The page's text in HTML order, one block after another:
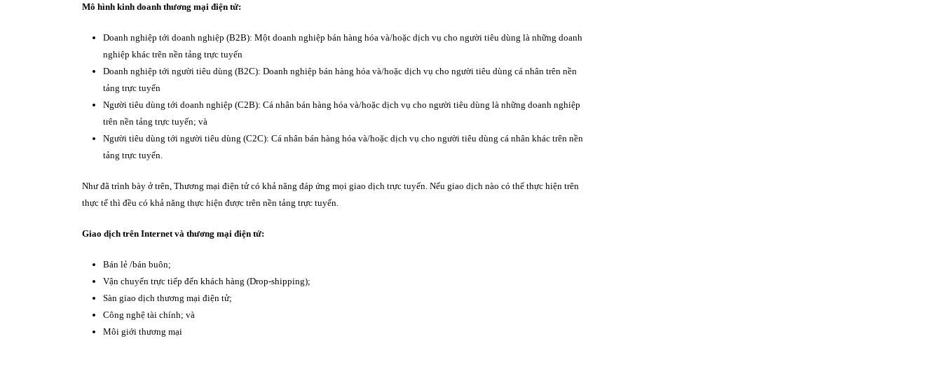
Mô hình kinh doanh thương mại điện tử:
Doanh nghiệp tới doanh nghiệp (B2B): Một doanh nghiệp bán hàng hóa và/hoặc dịch vụ cho người tiêu dùng là những doanh
nghiệp khác trên nền tảng trực tuyến
Doanh nghiệp tới người tiêu dùng (B2C): Doanh nghiệp bán hàng hóa và/hoặc dịch vụ cho người tiêu dùng cá nhân trên nền
tảng trực tuyến
Người tiêu dùng tới doanh nghiệp (C2B): Cá nhân bán hàng hóa và/hoặc dịch vụ cho người tiêu dùng là những doanh nghiệp
trên nền tảng trực tuyến; và
Người tiêu dùng tới người tiêu dùng (C2C): Cá nhân bán hàng hóa và/hoặc dịch vụ cho người tiêu dùng cá nhân khác trên nền
tảng trực tuyến.
Như đã trình bày ở trên, Thương mại điện tử có khả năng đáp ứng mọi giao dịch trực tuyến. Nếu giao dịch nào có thể thực hiện trên
thực tế thì đều có khả năng thực hiện được trên nền tảng trực tuyến.
Giao dịch trên Internet và thương mại điện tử:
Bán lẻ /bán buôn;
Vận chuyển trực tiếp đến khách hàng (Drop-shipping);
Sàn giao dịch thương mại điện tử;
Công nghệ tài chính; và
Môi giới thương mại